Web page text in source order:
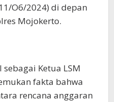
O6/2024) di depan
Mojokerto.
Ketua LSM
fakta bahwa
rencana anggaran